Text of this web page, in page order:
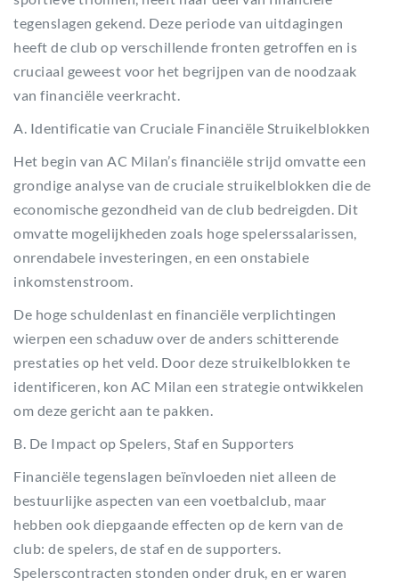
tegenslagen gekend. Deze periode van uitdagingen
heeft de club op verschillende fronten getroffen en is
cruciaal geweest voor het begrijpen van de noodzaak
van financiële veerkracht.
A. Identificatie van Cruciale Financiële Struikelblokken
Het begin van AC Milan’s financiële strijd omvatte een
grondige analyse van de cruciale struikelblokken die de
economische gezondheid van de club bedreigden. Dit
omvatte mogelijkheden zoals hoge spelerssalarissen,
onrendabele investeringen, en een onstabiele
inkomstenstroom.
De hoge schuldenlast en financiële verplichtingen
wierpen een schaduw over de anders schitterende
prestaties op het veld. Door deze struikelblokken te
identificeren, kon AC Milan een strategie ontwikkelen
om deze gericht aan te pakken.
B. De Impact op Spelers, Staf en Supporters
Financiële tegenslagen beïnvloeden niet alleen de
bestuurlijke aspecten van een voetbalclub, maar
hebben ook diepgaande effecten op de kern van de
club: de spelers, de staf en de supporters.
Spelerscontracten stonden onder druk, en er waren